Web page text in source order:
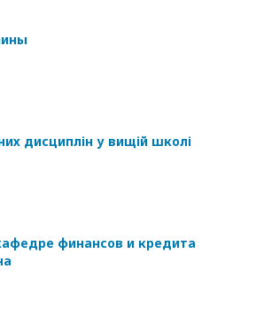
дисциплін у вищій школі
финансов и кредита